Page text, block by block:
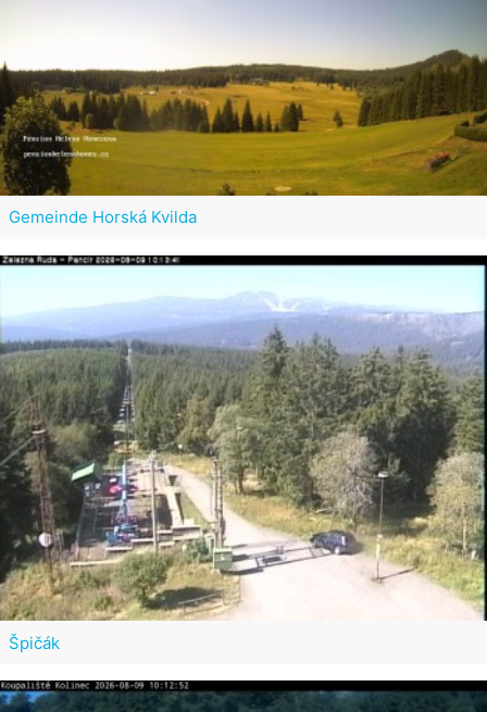
Gemeinde Horská Kvilda
Špičák